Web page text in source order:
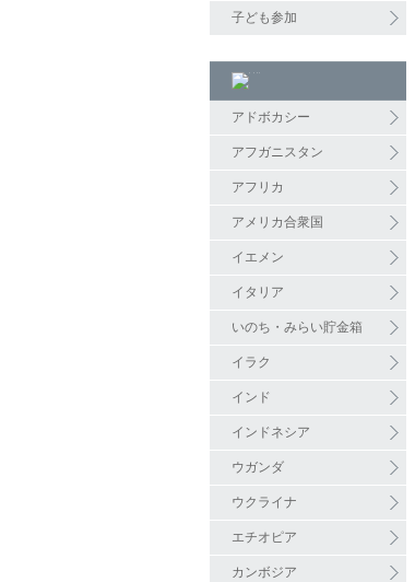
子ども参加
アドボカシー
アフガニスタン
アフリカ
アメリカ合衆国
イエメン
イタリア
いのち・みらい貯金箱
イラク
インド
インドネシア
ウガンダ
ウクライナ
エチオピア
カンボジア